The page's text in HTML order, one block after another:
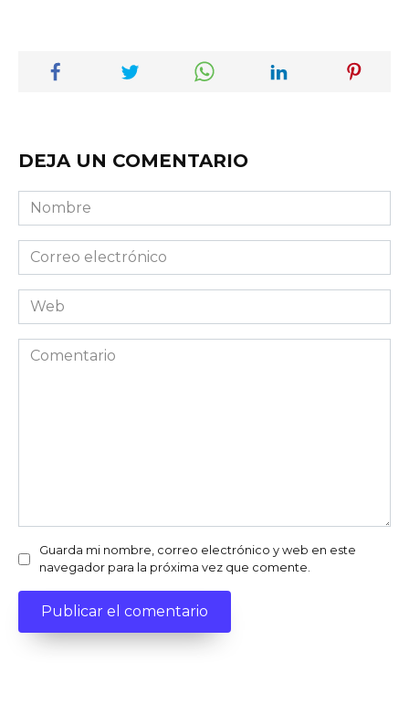
DEJA UN COMENTARIO
Nombre
Correo
electrónico
Web
Comentario
Guarda mi nombre, correo electrónico y web en este
navegador para la próxima vez que comente.